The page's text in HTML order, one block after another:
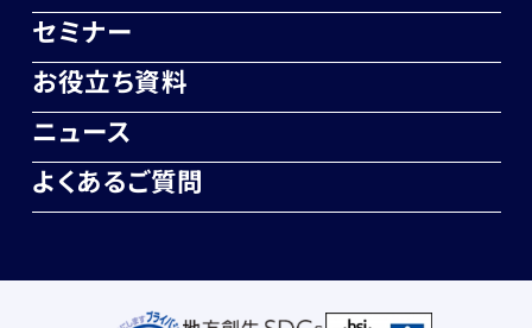
セミナー
お役立ち資料
ニュース
よくあるご質問